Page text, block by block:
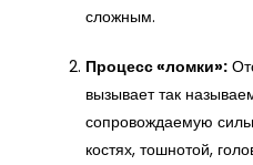
сложным.
Процесс «ломки»:
вызывает так
сопровождаемую
костях, тошнотой,